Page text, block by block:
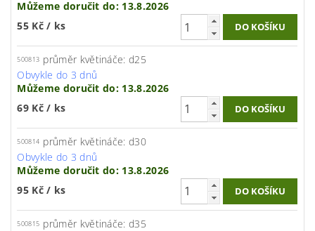
Můžeme doručit do: 13.8.2026
55 Kč/ ks
500813 průměr květináče: d25
Obvykle do 3 dnů
Můžeme doručit do: 13.8.2026
69 Kč/ ks
500814 průměr květináče: d30
Obvykle do 3 dnů
Můžeme doručit do: 13.8.2026
95 Kč/ ks
500815 průměr květináče: d35